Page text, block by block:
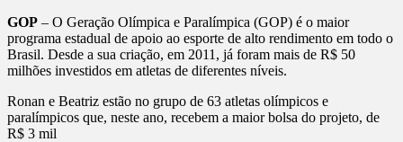
GOP – O Geração Olímpica e Paralímpica (GOP) é o maior
programa estadual de apoio ao esporte de alto rendimento em todo o
Brasil. Desde a sua criação, em 2011, já foram mais de R$ 50
milhões investidos em atletas de diferentes níveis.
Ronan e Beatriz estão no grupo de 63 atletas olímpicos e
paralímpicos que, neste ano, recebem a maior bolsa do projeto, de
R$ 3 mil